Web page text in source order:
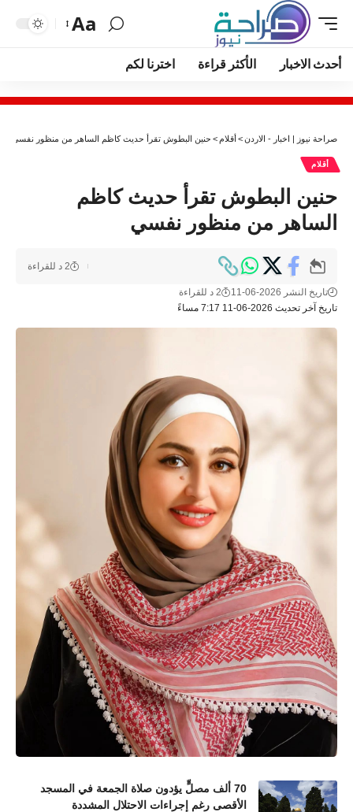
Aa
أحدث الاخبار الأكثر قراءة اخترنا لكم
صراحة نيوز | اخبار - الاردن>أقلام > حنين البطوش تقرأ حديث كاظم الساهر من منظور نفسي
أقلام
حنين البطوش تقرأ حديث كاظم
الساهر من منظور نفسي
تاريخ آخر تحديث 2026-06-11 7:17 مساءً
تاريخ النشر 2026-06-11 2 د للقراءة
2 د للقراءة
70 ألف مصلٍّ يؤدون صلاة الجمعة في المسجد
الأقصى رغم إجراءات الاحتلال المشددة